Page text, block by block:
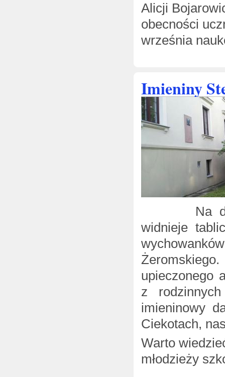
Alicji
obecności
września
Imieniny
Na
widnieje
upieczonego
z
imieninowy
Ciekotach,
Warto
młodzieży